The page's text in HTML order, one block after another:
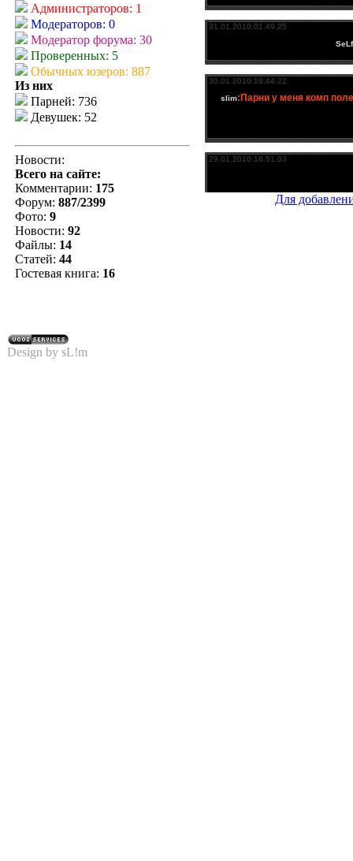
Администраторов: 1
Модераторов: 0
Модератор форума: 30
Проверенных: 5
Обычных юзеров: 887
Из них
Парней: 736
Девушек: 52
Новости:
Всего на сайте:
Комментарии: 175
Форум: 887/2399
Фото: 9
Новости: 92
Файлы: 14
Статей: 44
Гостевая книга: 16
Для
Design by sL!m